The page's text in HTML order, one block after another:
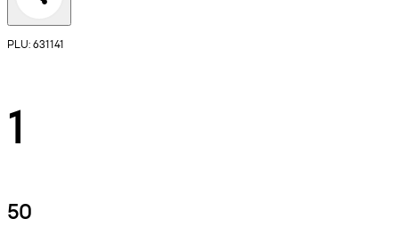
PLU: 631141
1
50